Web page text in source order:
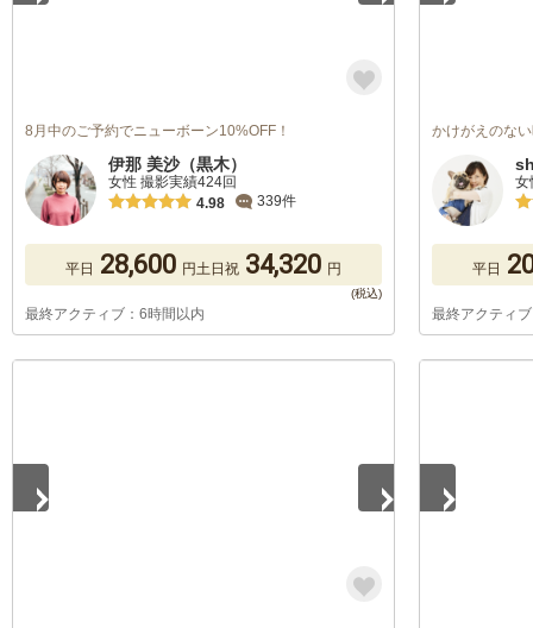
8月中のご予約でニューボーン10%OFF！
伊那 美沙（黒木）
女性 撮影実績424回
4.98
339件
平日 28,600 円土日祝 34,320 円
最終アクティブ：6時間以内
かけがえのな
女
平日
最終アクティ